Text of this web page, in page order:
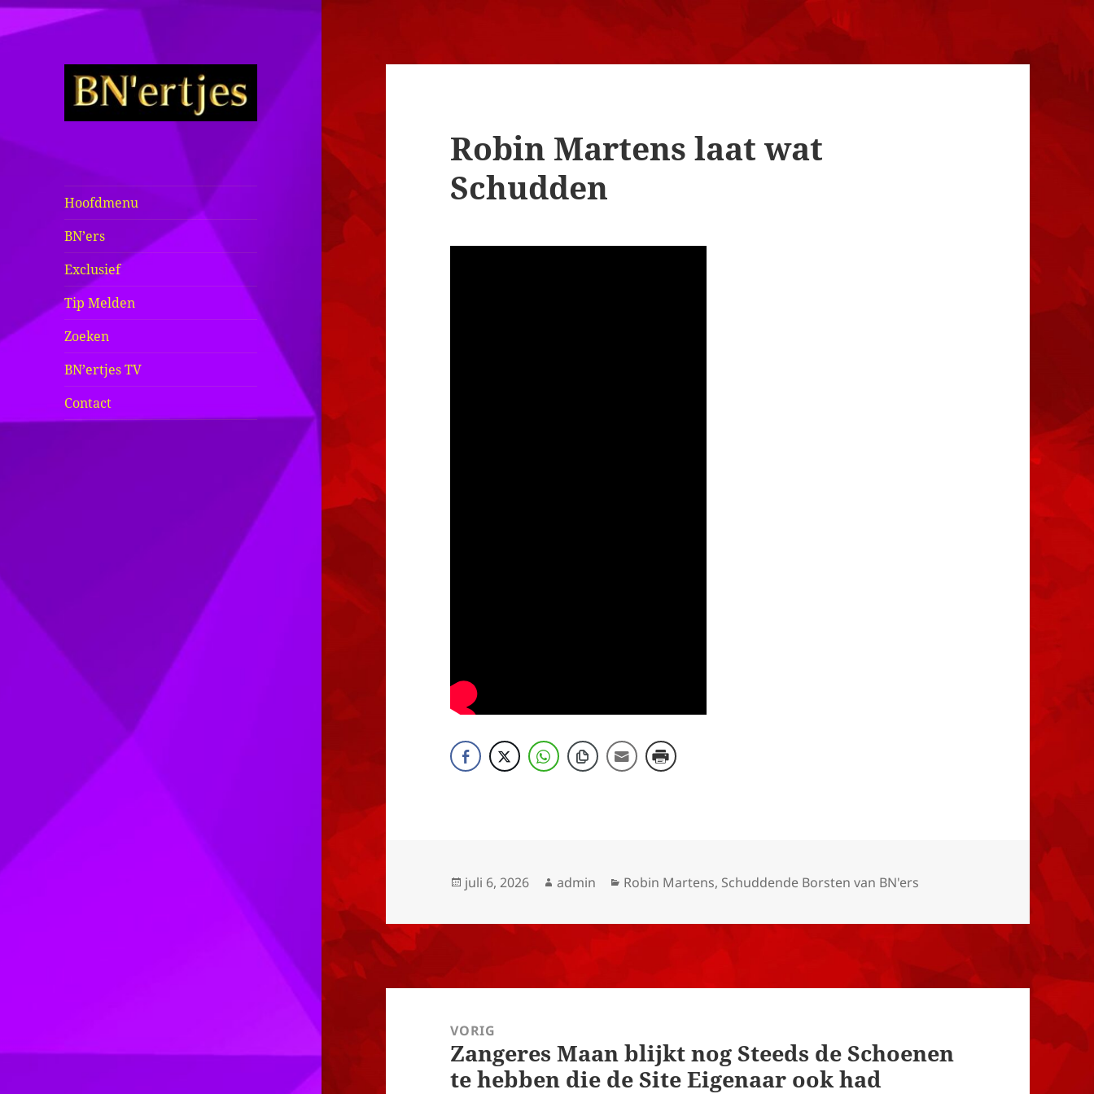
Nederlanders
Half Naakt /
Bloot
Hoofdmenu
BN’ers
Exclusief
Tip Melden
Zoeken
BN’ertjes TV
Contact
Robin Martens laat wat
Schudden
Geplaatst
juli 6, 2026 Auteur
admin Categorieën
Robin Martens, Schuddende Borsten van BN'ers
navigatieVORIG
Vorig
bericht:
Zangeres Maan blijkt nog Steeds de Schoenen
te hebben die de Site Eigenaar ook had